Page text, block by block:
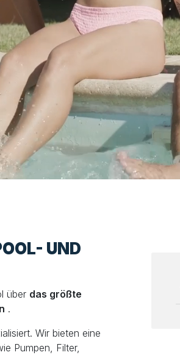
UND
über das größte
.
Wir bieten eine
Pumpen, Filter,